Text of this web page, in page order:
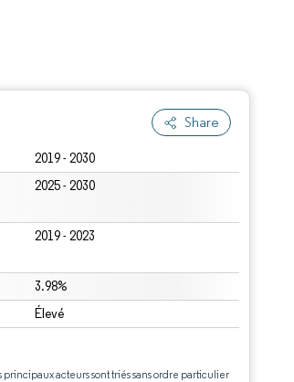
Share
2019 - 2030
2025 - 2030
2019 - 2023
3.98%
Élevé
acteurs sont triés sans ordre particulier